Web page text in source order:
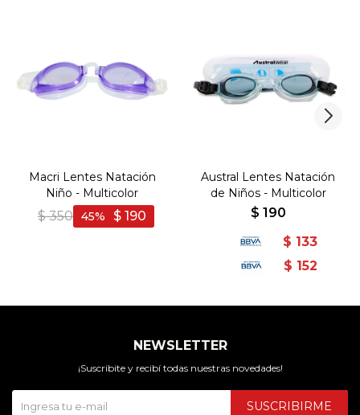
Macri Lentes Natación
Niño - Multicolor
$ 350 $ 190
45
Austral Lentes Natación
de Niños - Multicolor
$ 190
$ 133
$ 152
NEWSLETTER
¡Suscribite y recibí todas nuestras novedades!
SUSCRIBIRME